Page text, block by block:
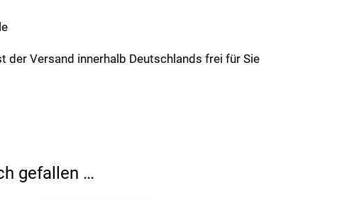
der Versand innerhalb Deutschlands frei für Sie
gefallen …